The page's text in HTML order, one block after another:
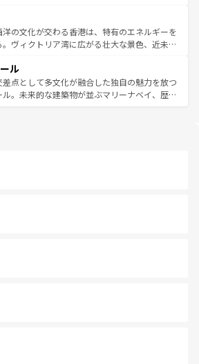
やバインミー、ベトナムコーヒーなどは、ぜ
わいたい。どの地域を訪れてもあたたかい人々
迎えてくれるので、きっと忘れられない旅にな
い。
している。北部ではチェンマイなどの山岳地
触れ合い、南部ではプーケットやクラビの美し
リゾート気分を楽しむことができる。タイ料理
は一年中温暖で、どの季節にも異なる楽しみ
る。親しみやすいタイの人々、仏教を中心とし
して多様な観光資源が、訪れる旅人を魅了し続
洋の文化が交わる香港は、特有のエネルギーを
。ヴィクトリア湾に広がる壮大な景色、近未来
れても感動するはず。観光スポットが密集し
率よく見どころを回れるのも魅力。息をのむよ
ら文化的な体験まで、香港を存分に楽しみ尽く
ル
差点として多文化が融合した独自の魅力を放つ
ル。未来的な建築物が並ぶマリーナベイ、歴史
ズは地元の風情を楽しめる外せないスポット